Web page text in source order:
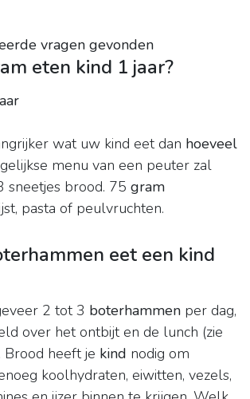
vragen gevonden
eten kind 1 jaar?
wat uw kind eet dan hoeveel
menu van een peuter zal
sneetjes brood. 75 gram
pasta of peulvruchten.
eet een kind
2 tot 3 boterhammen per dag,
over het ontbijt en de lunch (zie
Brood heeft je kind nodig om
koolhydraten, eiwitten, vezels,